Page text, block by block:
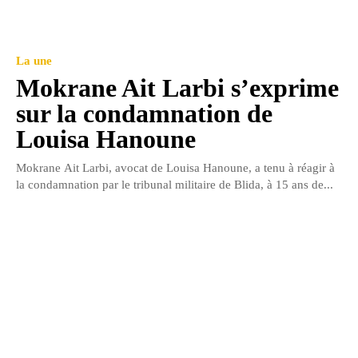
La une
Mokrane Ait Larbi s’exprime
sur la condamnation de
Louisa Hanoune
Mokrane Ait Larbi, avocat de Louisa Hanoune, a tenu à réagir à
la condamnation par le tribunal militaire de Blida, à 15 ans de...